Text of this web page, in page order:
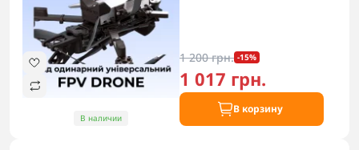
В наличии
1 200 грн. -15%
1 017 грн.
В корзину